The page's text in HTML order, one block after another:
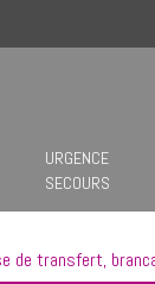
URGENCE
SECOURS
de transfert,